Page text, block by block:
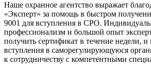
Наше охранное агентство выражает
«Эксперт» за помощь в быстром
9001 для вступления в СРО.
профессионализм и большой опыт
получить сертификат в течение недели,
вступления в саморегулирующуюся
к сотрудничеству с компетентными